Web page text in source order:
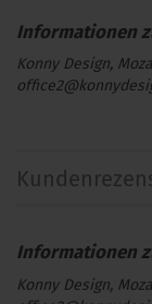
Konny Design,
Konny Design,